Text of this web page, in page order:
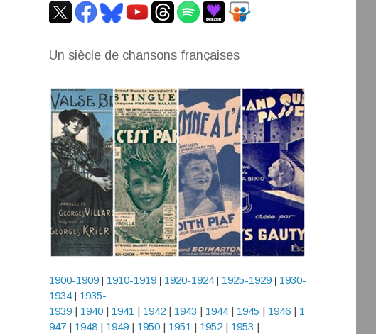
Un siècle de chansons françaises
1900-1909| 1910-1919| 1920-1924| 1925-1929| 1930-
1934| 1935-
1939 | 1940| 1941 | 1942| 1943 | 1944 | 1945 | 1946 | 1
947 | 1948 | 1949 | 1950 | 1951 | 1952 | 1953 |